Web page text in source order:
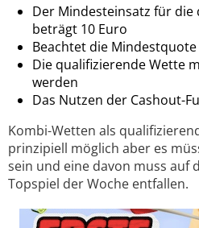
Der Mindesteinsatz für
beträgt 10 Euro
Beachtet die Mindestquote
Die qualifizierende Wette
werden
Das Nutzen der Cashout-
Kombi-Wetten als
prinzipiell möglich aber es
sein und eine davon muss auf
Topspiel der Woche entfallen.